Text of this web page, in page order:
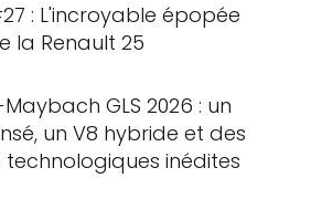
: L'incroyable épopée
la Renault 25
GLS 2026 : un
un V8 hybride et des
inédites